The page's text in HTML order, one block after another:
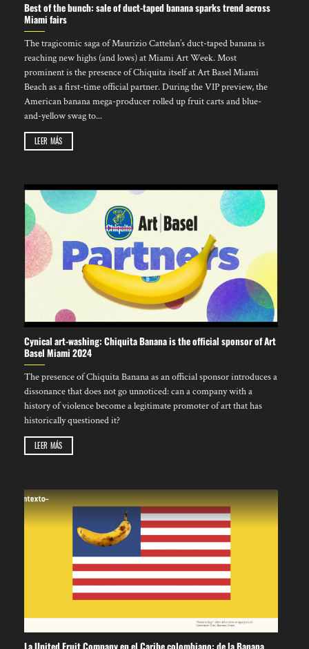
Best of the bunch: sale of duct-taped banana sparks trend across
Miami fairs
The tragicomic saga of Maurizio Cattelan’s duct-taped banana is
reaching new highs (and lows) at Miami Art Week. Most
prominent is the presence of Chiquita itself at Art Basel Miami
Beach as a first-time official partner. During the VIP preview, the
American banana mega-producer rolled up fruit carts and blue-
and-yellow swag to...
LEER MÁS
Cynical art-washing: Chiquita Banana is the official sponsor of Art
Basel Miami 2024
The presence of Chiquita Banana as an official sponsor introduces a
dissonance that does not go unnoticed: can a company with a
history of violence become a legitimate promoter of art that has
historically questioned it?
LEER MÁS